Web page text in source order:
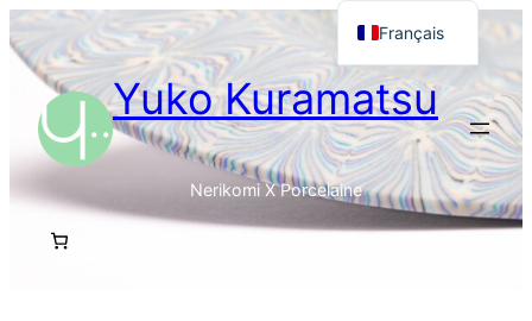
Aller
au
contenu
Yuko Kuramatsu
Nerikomi X Porcelaine
Français
English
日本語